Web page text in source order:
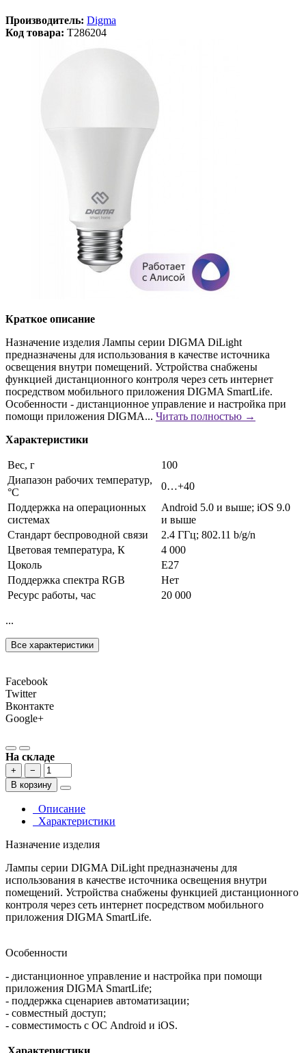
Производитель: Digma
Код товара: T286204
Краткое описание
Назначение изделия Лампы серии DIGMA DiLight
предназначены для использования в качестве источника
освещения внутри помещений. Устройства снабжены
функцией дистанционного контроля через сеть интернет
посредством мобильного приложения DIGMA SmartLife.
Особенности - дистанционное управление и настройка при
помощи приложения DIGMA... Читать полностью →
Характеристики
Вес, г
100
Диапазон рабочих температур,
°С
0…+40
Поддержка на операционных
системах
Android 5.0 и выше; iOS 9.0
и выше
Стандарт беспроводной связи
2.4 ГГц; 802.11 b/g/n
Цветовая температура, К
4 000
Цоколь
E27
Поддержка спектра RGB
Нет
Ресурс работы, час
20 000
...
Все характеристики
Facebook
Twitter
Вконтакте
Google+
На складе
+
−
В корзину
Описание
Характеристики
Назначение изделия
Лампы серии DIGMA DiLight предназначены для
использования в качестве источника освещения внутри
помещений. Устройства снабжены функцией дистанционного
контроля через сеть интернет посредством мобильного
приложения DIGMA SmartLife.
Особенности
- дистанционное управление и настройка при помощи
приложения DIGMA SmartLife;
- поддержка сценариев автоматизации;
- совместный доступ;
- совместимость с ОС Android и iOS.
Характеристики